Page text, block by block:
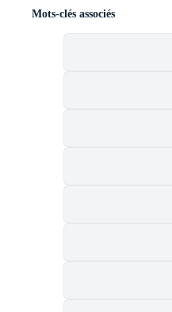
Mots-clés associés